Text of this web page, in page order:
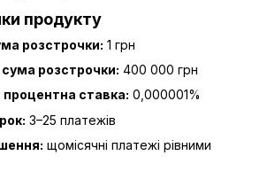
продукту
розстрочки: 1 грн
розстрочки: 400 000 грн
процентна ставка: 0,000001%
3–25 платежів
щомісячні платежі рівними